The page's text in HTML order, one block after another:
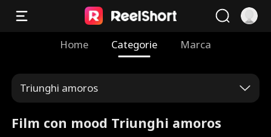
Home Categorie Marca
Triunghi amoros
Film con mood Triunghi amoros